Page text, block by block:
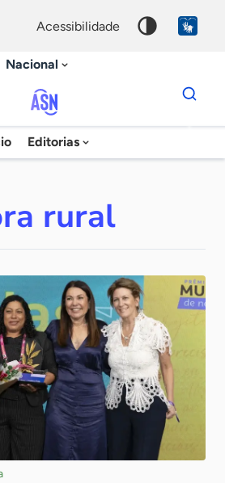
acessibilidade
Nacional
Agência
Sebrae
Notícias
Editorias
Dados
para
chave
rural